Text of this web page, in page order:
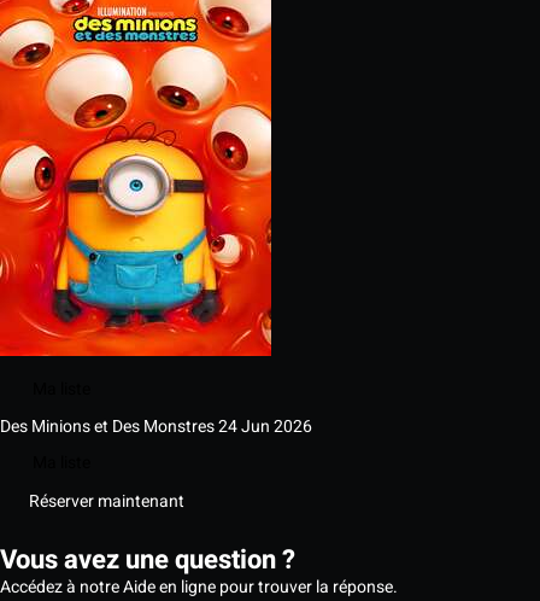
Des Minions et Des Monstres24 Jun 2026
Réserver maintenant
Vous avez une question ?
Accédez à notre Aide en ligne pour trouver la réponse.